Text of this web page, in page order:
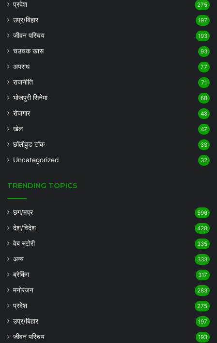
प्रदेश 275
उप्र/बिहार 197
जीवन परिचय 193
चउचक खास 93
अपराध 77
राजनीति 71
भोजपुरी सिनेमा 68
रोजगार 48
खेल 47
छॉलीवुड टॉक 33
Uncategorized 32
TRENDING TOPICS
छग/मप्र 596
देश/विदेश 428
वेब स्टोरी 335
अन्य 333
ब्रेकिंग 317
मनोरंजन 283
प्रदेश 275
उप्र/बिहार 197
जीवन परिचय 193